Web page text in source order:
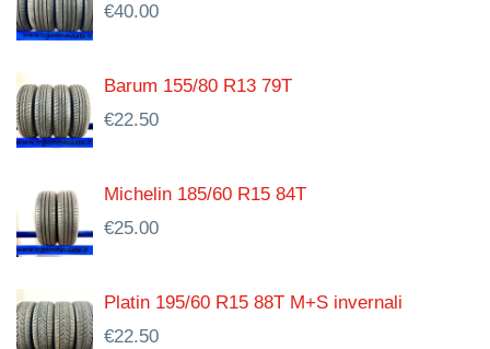
€40.00
Barum 155/80 R13 79T
€22.50
Michelin 185/60 R15 84T
€25.00
Platin 195/60 R15 88T M+S invernali
€22.50